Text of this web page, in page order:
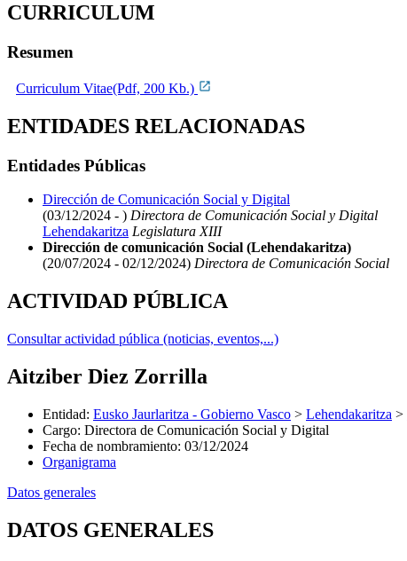
CURRICULUM
Resumen
Curriculum Vitae(Pdf, 200 Kb.)
ENTIDADES RELACIONADAS
Entidades Públicas
Dirección de Comunicación Social y Digital
(03/12/2024 - ) Directora de Comunicación Social y Digital
Lehendakaritza Legislatura XIII
Dirección de comunicación Social (Lehendakaritza)
(20/07/2024 - 02/12/2024) Directora de Comunicación Social
ACTIVIDAD PÚBLICA
Consultar actividad pública (noticias, eventos,...)
Aitziber Diez Zorrilla
Entidad: Eusko Jaurlaritza - Gobierno Vasco > Lehendakaritza >
Cargo: Directora de Comunicación Social y Digital
Fecha de nombramiento: 03/12/2024
Organigrama
Datos generales
DATOS GENERALES